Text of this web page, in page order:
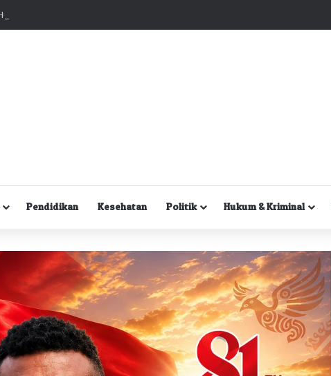
Pendidikan Kesehatan Politik Hukum & Kriminal